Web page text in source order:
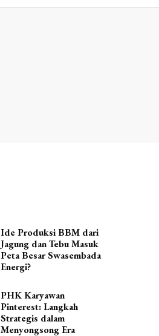
Ide Produksi BBM dari
Jagung dan Tebu Masuk
Peta Besar Swasembada
Energi?
PHK Karyawan
Pinterest: Langkah
Strategis dalam
Menyongsong Era